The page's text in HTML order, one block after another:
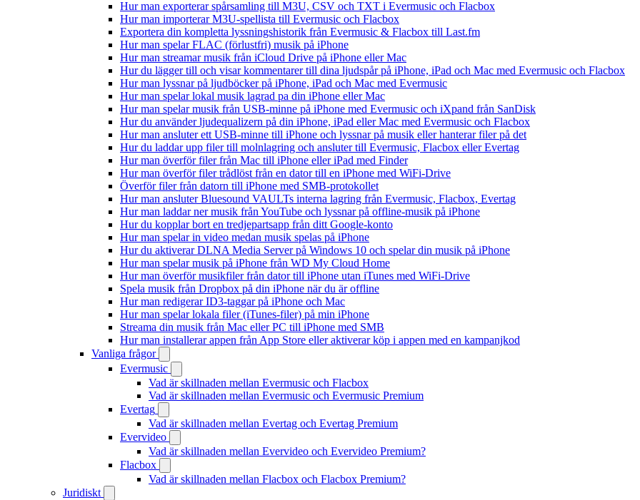
Hur man exporterar spårsamling till M3U, CSV och TXT i Evermusic och Flacbox
Hur man importerar M3U-spellista till Evermusic och Flacbox
Exportera din kompletta lyssningshistorik från Evermusic & Flacbox till Last.fm
Hur man spelar FLAC (förlustfri) musik på iPhone
Hur man streamar musik från iCloud Drive på iPhone eller Mac
Hur du lägger till och visar kommentarer till dina ljudspår på iPhone, iPad och Mac med Evermusic och Flacbox
Hur man lyssnar på ljudböcker på iPhone, iPad och Mac med Evermusic
Hur man spelar lokal musik lagrad pa din iPhone eller Mac
Hur man spelar musik från USB-minne på iPhone med Evermusic och iXpand från SanDisk
Hur du använder ljudequalizern på din iPhone, iPad eller Mac med Evermusic och Flacbox
Hur man ansluter ett USB-minne till iPhone och lyssnar på musik eller hanterar filer på det
Hur du laddar upp filer till molnlagring och ansluter till Evermusic, Flacbox eller Evertag
Hur man överför filer från Mac till iPhone eller iPad med Finder
Hur man överför filer trådlöst från en dator till en iPhone med WiFi-Drive
Överför filer från datorn till iPhone med SMB-protokollet
Hur man ansluter Bluesound VAULTs interna lagring från Evermusic, Flacbox, Evertag
Hur man laddar ner musik från YouTube och lyssnar på offline-musik på iPhone
Hur du kopplar bort en tredjepartsapp från ditt Google-konto
Hur man spelar in video medan musik spelas på iPhone
Hur du aktiverar DLNA Media Server på Windows 10 och spelar din musik på iPhone
Hur man spelar musik på iPhone från WD My Cloud Home
Hur man överför musikfiler från dator till iPhone utan iTunes med WiFi-Drive
Spela musik från Dropbox på din iPhone när du är offline
Hur man redigerar ID3-taggar på iPhone och Mac
Hur man spelar lokala filer (iTunes-filer) på min iPhone
Streama din musik från Mac eller PC till iPhone med SMB
Hur man installerar appen från App Store eller aktiverar köp i appen med en kampanjkod
Vanliga frågor
Evermusic
Vad är skillnaden mellan Evermusic och Flacbox
Vad är skillnaden mellan Evermusic och Evermusic Premium
Evertag
Vad är skillnaden mellan Evertag och Evertag Premium
Evervideo
Vad är skillnaden mellan Evervideo och Evervideo Premium?
Flacbox
Vad är skillnaden mellan Flacbox och Flacbox Premium?
Juridiskt